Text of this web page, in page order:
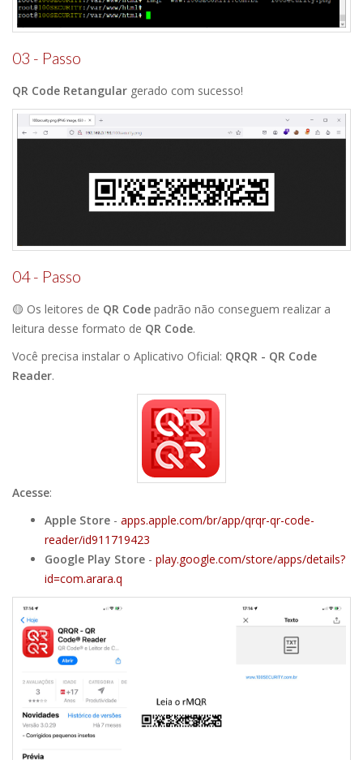
03 - Passo
QR Code Retangular gerado com sucesso!
04 - Passo
🟡 Os leitores de QR Code padrão não conseguem realizar a
leitura desse formato de QR Code.
Você precisa instalar o Aplicativo Oficial: QRQR - QR Code
Reader.
Acesse:
Apple Store - apps.apple.com/br/app/qrqr-qr-code-
reader/id911719423
Google Play Store - play.google.com/store/apps/details?
id=com.arara.q